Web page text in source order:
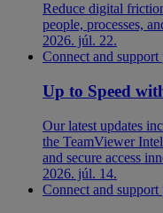
Reduce digital
people, processes,
2026. júl. 22.
Connect and support
Up to Speed
Our latest updates
the TeamViewer
and secure access
2026. júl. 14.
Connect and support